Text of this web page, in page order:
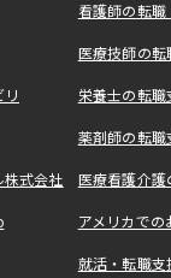
看護師の転
医療技師の
栄養士の転
薬剤師の転
株式会社 医療看護介
アメリカで
就活・転職